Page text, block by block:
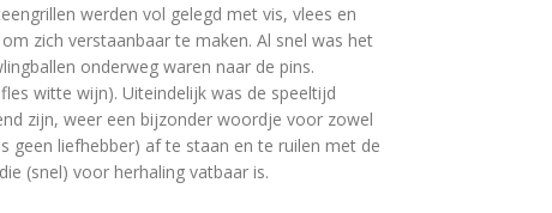
werden vol gelegd met vis, vlees en
zich verstaanbaar te maken. Al snel was het
onderweg waren naar de pins.
witte wijn). Uiteindelijk was de speeltijd
zijn, weer een bijzonder woordje voor zowel
geen liefhebber) af te staan en te ruilen met de
(snel) voor herhaling vatbaar is.